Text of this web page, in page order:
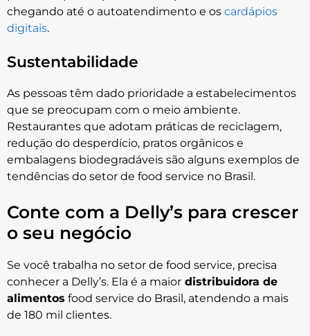
chegando até o autoatendimento e os cardápios
digitais.
Sustentabilidade
As pessoas têm dado prioridade a estabelecimentos
que se preocupam com o meio ambiente.
Restaurantes que adotam práticas de reciclagem,
redução do desperdício, pratos orgânicos e
embalagens biodegradáveis são alguns exemplos de
tendências do setor de food service no Brasil.
Conte com a Delly’s para crescer
o seu negócio
Se você trabalha no setor de food service, precisa
conhecer a Delly’s. Ela é a maior distribuidora de
alimentos food service do Brasil, atendendo a mais
de 180 mil clientes.